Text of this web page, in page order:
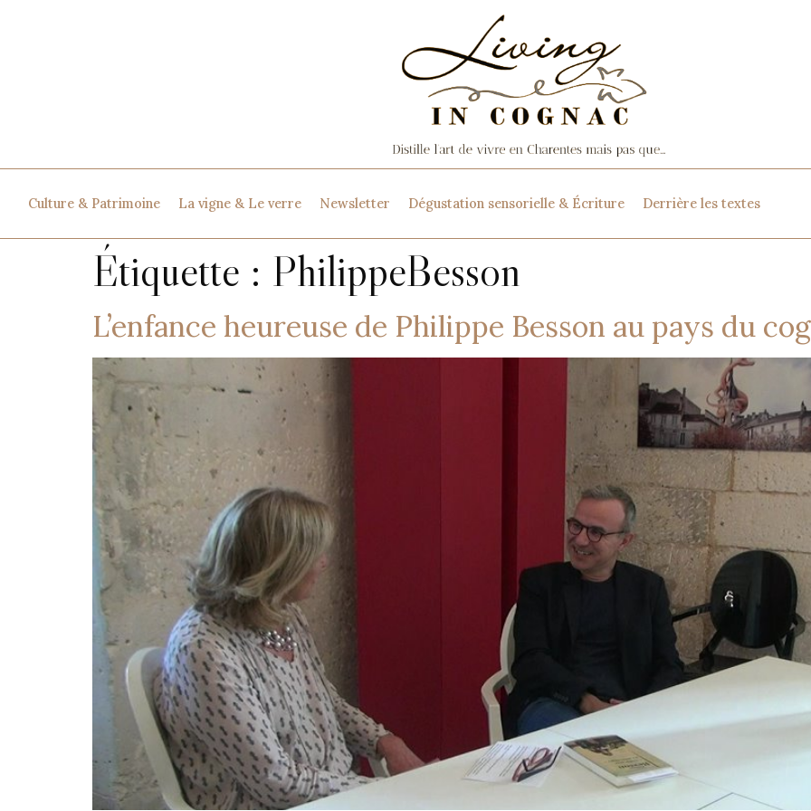
Culture & Patrimoine La vigne & Le verre Newsletter Dégustation sensorielle & Écriture Derrière les textes
Étiquette : PhilippeBesson
L’enfance heureuse de Philippe Besson au pays du